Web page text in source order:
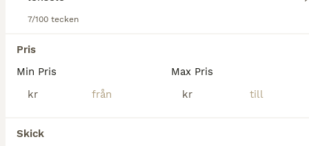
7/100 tecken
Pris
Min Pris
kr
Max Pris
kr
Skick
Till saluBegagnad